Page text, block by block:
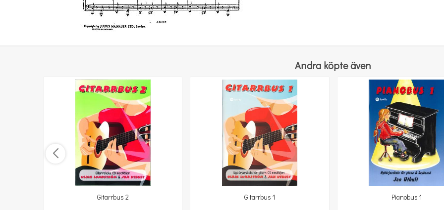
Andra köpte även
Gitarrbus 2 Gitarrbus 1 Pianobus 1